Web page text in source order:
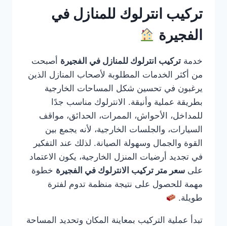
تركيب انترلوك للمنازل في
الفجيرة
خدمة تركيب انترلوك للمنازل في الفجيرة أصبحت
من أكثر الخدمات المطلوبة لأصحاب المنازل الذين
يرغبون في تحسين شكل المساحات الخارجية
بطريقة عملية وأنيقة. الانترلوك مناسب جدًا
للمداخل، الأحواش، الممرات، الحدائق، مواقف
السيارات، والجلسات الخارجية، لأنه يجمع بين
القوة والجمال وسهولة الصيانة. لذلك عند التفكير
في تجديد أرضيات المنزل الخارجية، يكون الاعتماد
على سعر متر تركيب الانترلوك في الفجيرة خطوة
مهمة للحصول على نتيجة منظمة تدوم لفترة
طويلة.
تبدأ عملية التركيب بمعاينة المكان وتحديد المساحة